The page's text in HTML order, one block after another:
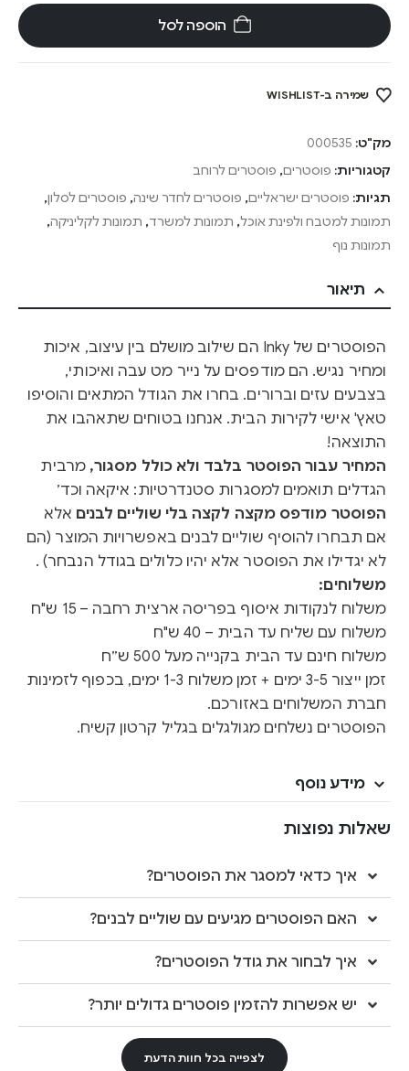
הוספה לסל
שמירה ב-WISHLIST
מק"ט: 000535
קטגוריות: פוסטרים, פוסטרים לרוחב
תגיות: פוסטרים ישראליים, פוסטרים לחדר שינה, פוסטרים לסלון,
תמונות למטבח ולפינת אוכל, תמונות למשרד, תמונות לקליניקה,
תמונות נוף
תיאור
הפוסטרים של Inky הם שילוב מושלם בין עיצוב, איכות
ומחיר נגיש. הם מודפסים על נייר מט עבה ואיכותי,
בצבעים עזים וברורים. בחרו את הגודל המתאים והוסיפו
טאץ' אישי לקירות הבית. אנחנו בטוחים שתאהבו את
התוצאה!
המחיר עבור הפוסטר בלבד ולא כולל מסגור, מרבית
הגדלים תואמים למסגרות סטנדרטיות: איקאה וכד׳
הפוסטר מודפס מקצה לקצה בלי שוליים לבנים אלא
אם תבחרו להוסיף שוליים לבנים באפשרויות המוצר (הם
לא יגדילו את הפוסטר אלא יהיו כלולים בגודל הנבחר) .
משלוחים:
משלוח לנקודות איסוף בפריסה ארצית רחבה – 15 ש"ח
משלוח עם שליח עד הבית – 40 ש"ח
משלוח חינם עד הבית בקנייה מעל 500 ש״ח
זמן ייצור 3-5 ימים + זמן משלוח 1-3 ימים, בכפוף לזמינות
חברת המשלוחים באזורכם.
הפוסטרים נשלחים מגולגלים בגליל קרטון קשיח.
מידע נוסף
שאלות נפוצות
איך כדאי למסגר את הפוסטרים?
האם הפוסטרים מגיעים עם שוליים לבנים?
איך לבחור את גודל הפוסטרים?
יש אפשרות להזמין פוסטרים גדולים יותר?
לצפייה בכל חוות הדעת